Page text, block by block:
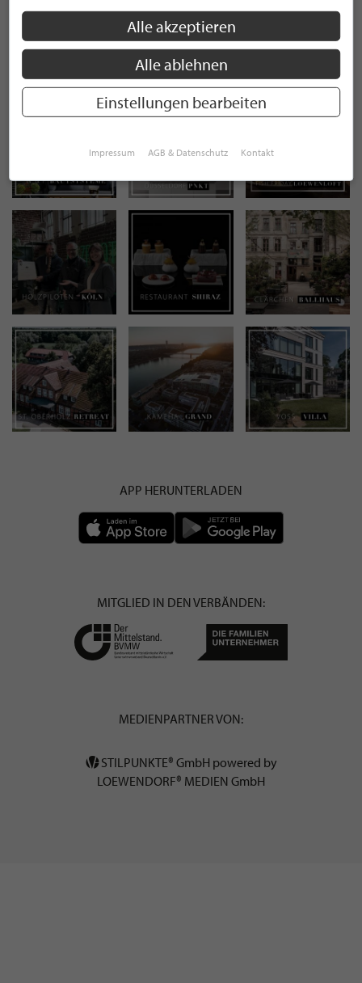
STILPUNKTE AUF
INSTAGRAM
APP HERUNTERLADEN
MITGLIED IN DEN VERBÄNDEN:
MEDIENPARTNER VON:
STILPUNKTE® GmbH powered by
LOEWENDORF® MEDIEN GmbH
Alle akzeptieren
Alle ablehnen
Einstellungen bearbeiten
Impressum AGB & Datenschutz Kontakt